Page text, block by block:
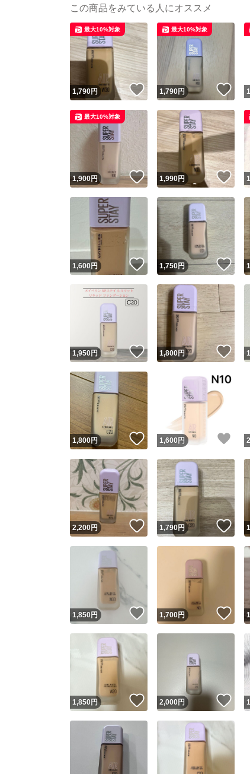
安
取引
この商品をみている人にオススメ
1,790円 いいね！
最大10%対象
1,790円 い
最大10%対象
1,900円 いいね！
最大10%対象
1,990円 い
1,600円 いいね！
1,750円 い
1,950円 いいね！
1,800円 い
1,800円 いいね！
1,600 円 い
2,200円 いいね！
1,790円 い
1,850円 いいね！
1,700円 い
1,850円 いいね！
2,000円 い